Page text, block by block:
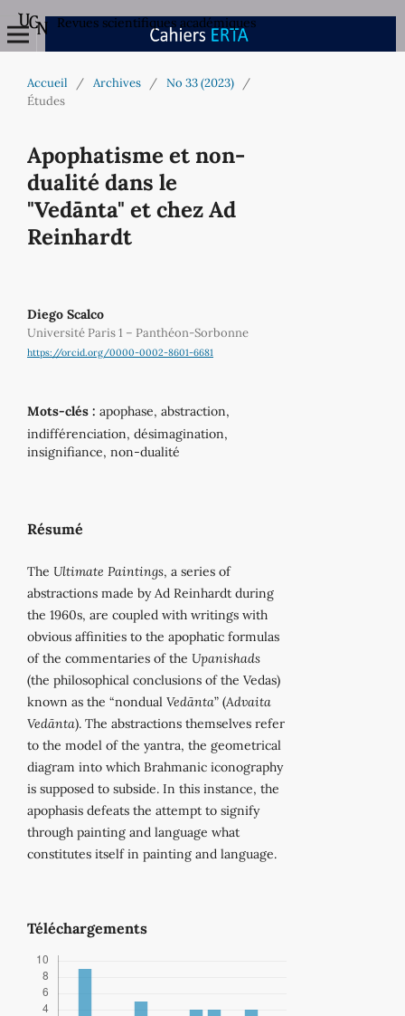
Revues scientifiques académiques
Accueil / Archives / No 33 (2023)
/
Études
Apophatisme et non-
dualité dans le
"Vedānta" et chez Ad
Reinhardt
Diego Scalco
Université Paris 1 – Panthéon-Sorbonne
https://orcid.org/0000-0002-8601-6681
Mots-clés : apophase, abstraction,
indifférenciation, désimagination,
insignifiance, non-dualité
Résumé
The Ultimate Paintings, a series of
abstractions made by Ad Reinhardt during
the 1960s, are coupled with writings with
obvious affinities to the apophatic formulas
of the commentaries of the Upanishads
(the philosophical conclusions of the Vedas)
known as the “nondual Vedānta” (Advaita
Vedānta). The abstractions themselves refer
to the model of the yantra, the geometrical
diagram into which Brahmanic iconography
is supposed to subside. In this instance, the
apophasis defeats the attempt to signify
through painting and language what
constitutes itself in painting and language.
Téléchargements